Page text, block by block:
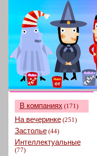
В компаниях (171)
На вечеринке(251)
Застолье(44)
Интеллектуальные
(77)